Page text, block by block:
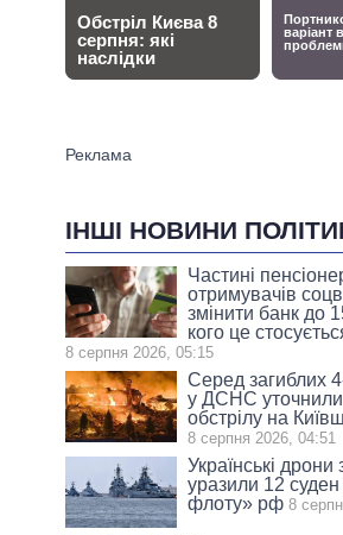
ІНШІ НОВИНИ
Частині
отримувачів
змінити банк до
кого це
8 серпня 2026, 05:15
Серед загиблих
у ДСНС уточнили
обстрілу на
8 серпня 2026, 04:51
Українські
уразили 12 суден
флоту» рф 8